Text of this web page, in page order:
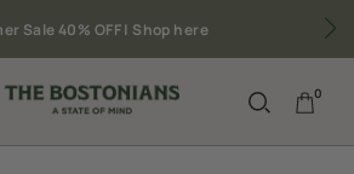
Sale 40% OFF | Shop here
0